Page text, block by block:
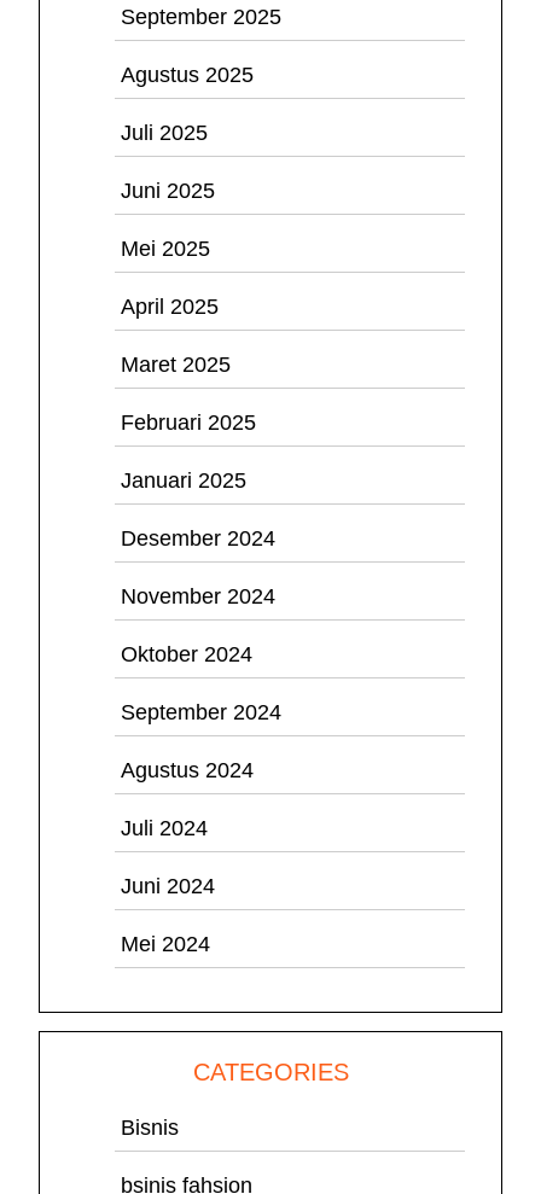
September 2025
Agustus 2025
Juli 2025
Juni 2025
Mei 2025
April 2025
Maret 2025
Februari 2025
Januari 2025
Desember 2024
November 2024
Oktober 2024
September 2024
Agustus 2024
Juli 2024
Juni 2024
Mei 2024
CATEGORIES
Bisnis
bsinis fahsion